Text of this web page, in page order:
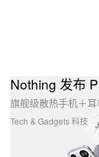
Tech & Gadgets 科技
Nothing 发布
旗舰级散热手机＋